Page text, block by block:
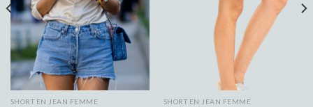
SHORT EN JEAN FEMME SHORT EN JEAN FEMME